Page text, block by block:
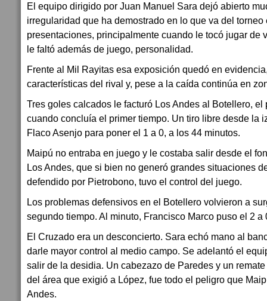
El equipo dirigido por Juan Manuel Sara dejó abierto
irregularidad que ha demostrado en lo que va del torneo
presentaciones, principalmente cuando le tocó jugar de
le faltó además de juego, personalidad.
Frente al Mil Rayitas esa exposición quedó en
características del rival y, pese a la caída continúa en
Tres goles calcados le facturó Los Andes al Botellero,
cuando concluía el primer tiempo. Un tiro libre desde la
Flaco Asenjo para poner el 1 a 0, a los 44 minutos.
Maipú no entraba en juego y le costaba salir desde el
Los Andes, que si bien no generó grandes situaciones
defendido por Pietrobono, tuvo el control del juego.
Los problemas defensivos en el Botellero volvieron a
segundo tiempo. Al minuto, Francisco Marco puso el 2
El Cruzado era un desconcierto. Sara echó mano al
darle mayor control al medio campo. Se adelantó el
salir de la desidia. Un cabezazo de Paredes y un
del área que exigió a López, fue todo el peligro que
Andes.